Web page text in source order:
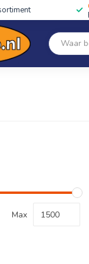
Kano's, kajaks &
NRS
Max